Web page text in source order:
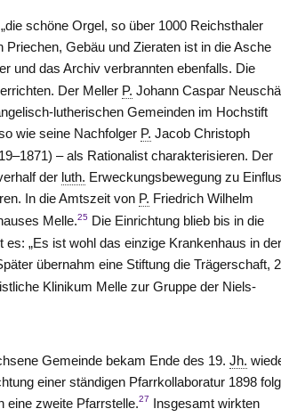
schöne Orgel, so über 1000 Reichsthaler
Gebäu und Zieraten ist in die Asche
und das Archiv verbrannten ebenfalls. Die
Der Meller P. Johann Caspar
lutherischen Gemeinden im Hochstift
wie seine Nachfolger P. Jacob Christoph
– als Rationalist charakterisieren. Der
der luth. Erweckungsbewegung zu
In die Amtszeit von P. Friedrich Wilhelm
Melle.25 Die Einrichtung blieb bis in die
„Es ist wohl das einzige Krankenhaus in der
übernahm eine Stiftung die Trägerschaft,
Klinikum Melle zur Gruppe der Niels-
Gemeinde bekam Ende des 19.Jh.
einer ständigen Pfarrkollaboratur 1898
eine zweite Pfarrstelle.27 Insgesamt wirkten